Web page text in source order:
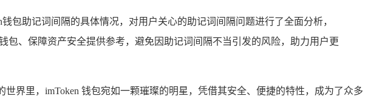
包助记词间隔的具体情况，对用户关心的助记词间隔问题进行了全面分析，
、保障资产安全提供参考，避免因助记词间隔不当引发的风险，助力用户更
界里，imToken 钱包宛如一颗璀璨的明星，凭借其安全、便捷的特性，成为了众多